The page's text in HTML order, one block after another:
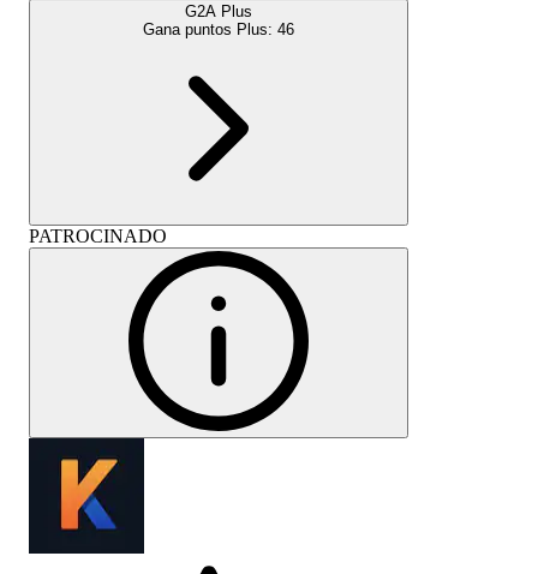
G2A Plus
Gana puntos Plus: 46
PATROCINADO